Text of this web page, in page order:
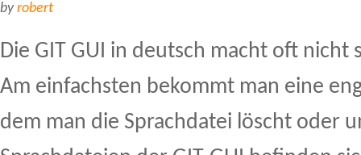
byrobert
Die GIT GUI in deutsch macht oft nicht
Am einfachsten bekommt man eine
dem man die Sprachdatei löscht oder